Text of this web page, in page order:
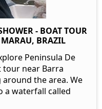
- BOAT TOUR
BRAZIL
Peninsula De
tour near Barra
the area. We
a waterfall called